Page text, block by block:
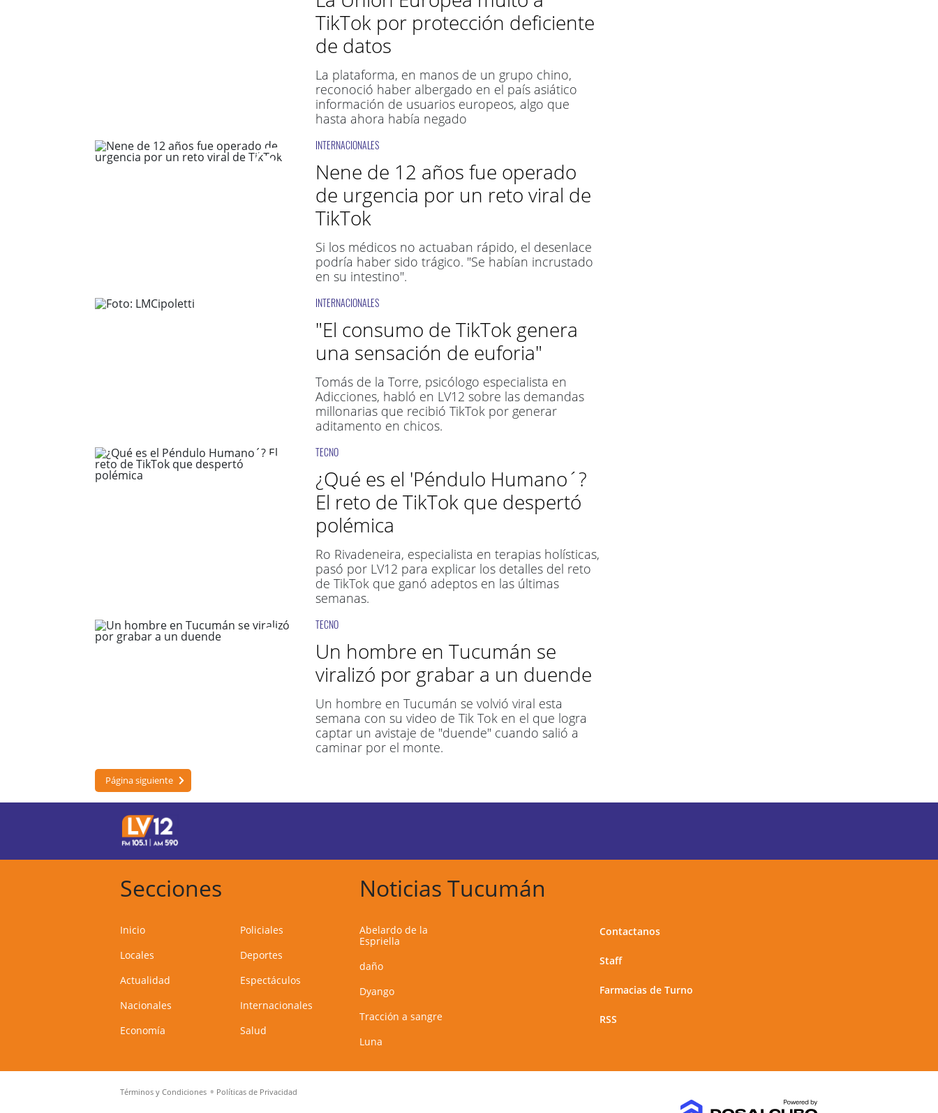
TikTok por protección deficiente
de datos
La plataforma, en manos de un grupo chino,
reconoció haber albergado en el país asiático
información de usuarios europeos, algo que
hasta ahora había negado
INTERNACIONALES
Nene de 12 años fue operado
de urgencia por un reto viral de
TikTok
Si los médicos no actuaban rápido, el desenlace
podría haber sido trágico. "Se habían incrustado
en su intestino".
INTERNACIONALES
"El consumo de TikTok genera
una sensación de euforia"
Tomás de la Torre, psicólogo especialista en
Adicciones, habló en LV12 sobre las demandas
millonarias que recibió TikTok por generar
aditamento en chicos.
TECNO
¿Qué es el 'Péndulo Humano´?
El reto de TikTok que despertó
polémica
Ro Rivadeneira, especialista en terapias holísticas,
pasó por LV12 para explicar los detalles del reto
de TikTok que ganó adeptos en las últimas
semanas.
TECNO
Un hombre en Tucumán se
viralizó por grabar a un duende
Un hombre en Tucumán se volvió viral esta
semana con su video de Tik Tok en el que logra
captar un avistaje de "duende" cuando salió a
caminar por el monte.
Página siguiente
Secciones
Inicio
Locales
Actualidad
Nacionales
Economía
Policiales
Deportes
Espectáculos
Internacionales
Salud
Noticias Tucumán
Abelardo de la
Espriella
daño
Dyango
Tracción a sangre
Luna
Contactanos
Staff
Farmacias de Turno
RSS
Términos y Condiciones Políticas de Privacidad